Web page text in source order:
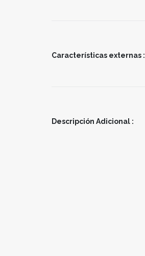
Características externas :
Descripción Adicional :